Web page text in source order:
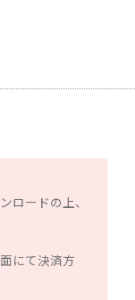
ロードの上、
にて決済方